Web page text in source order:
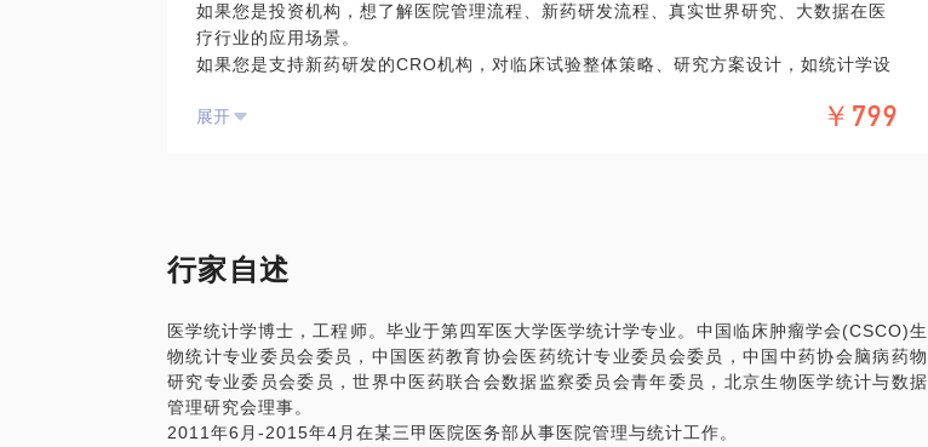
如果您是投资机构，想了解医院管理流程、新药研发流程、真实世界研究、大数据在医
疗行业的应用场景。
如果您是支持新药研发的CRO机构，对临床试验整体策略、研究方案设计，如统计学设
用。
展开 ￥799
行家自述
医学统计学博士，工程师。毕业于第四军医大学医学统计学专业。中国临床肿瘤学会(CSCO)生
物统计专业委员会委员，中国医药教育协会医药统计专业委员会委员，中国中药协会脑病药物
研究专业委员会委员，世界中医药联合会数据监察委员会青年委员，北京生物医学统计与数据
管理研究会理事。
2011年6月-2015年4月在某三甲医院医务部从事医院管理与统计工作。